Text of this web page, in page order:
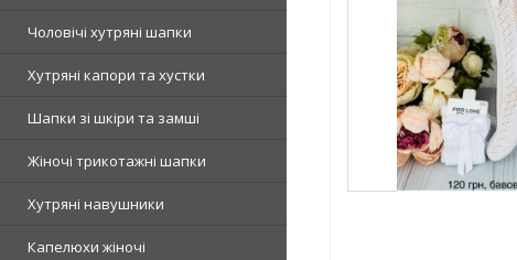
Чоловічі хутряні шапки
Хутряні капори та хустки
Шапки зі шкіри та замші
Жіночі трикотажні шапки
Хутряні навушники
Капелюхи жіночі